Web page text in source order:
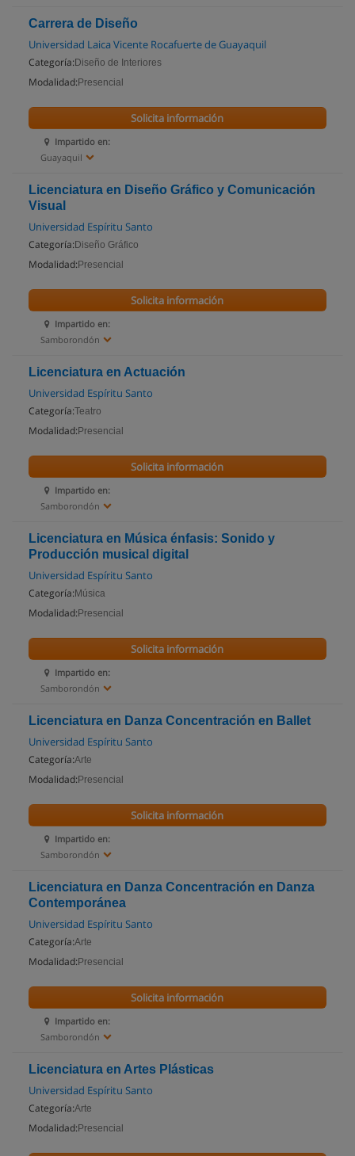
Carrera de Diseño
Universidad Laica Vicente Rocafuerte de Guayaquil
Categoría: Diseño de Interiores
Modalidad: Presencial
Impartido en:
Guayaquil
Solicita información
Licenciatura en Diseño Gráfico y Comunicación
Visual
Universidad Espíritu Santo
Categoría: Diseño Gráfico
Modalidad: Presencial
Impartido en:
Samborondón
Solicita información
Licenciatura en Actuación
Universidad Espíritu Santo
Categoría:Teatro
Modalidad: Presencial
Impartido en:
Samborondón
Solicita información
Licenciatura en Música énfasis: Sonido y
Producción musical digital
Universidad Espíritu Santo
Categoría: Música
Modalidad: Presencial
Impartido en:
Samborondón
Solicita información
Licenciatura en Danza Concentración en Ballet
Universidad Espíritu Santo
Categoría:Arte
Modalidad: Presencial
Impartido en:
Samborondón
Solicita información
Licenciatura en Danza Concentración en Danza
Contemporánea
Universidad Espíritu Santo
Categoría:Arte
Modalidad: Presencial
Impartido en:
Samborondón
Solicita información
Licenciatura en Artes Plásticas
Universidad Espíritu Santo
Categoría:Arte
Modalidad: Presencial